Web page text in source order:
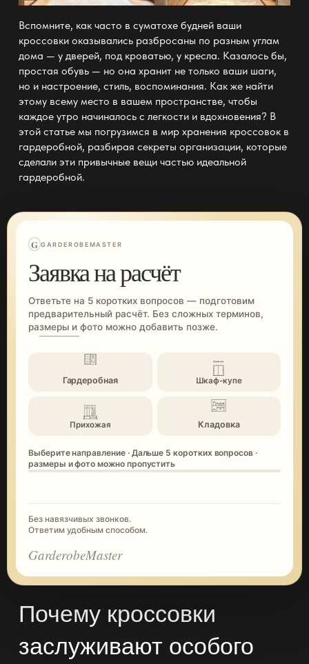
Вспомните, как часто в суматохе будней ваши
кроссовки оказывались разбросаны по разным углам
дома — у дверей, под кроватью, у кресла. Казалось бы,
простая обувь — но она хранит не только ваши шаги,
но и настроение, стиль, воспоминания. Как же найти
этому всему место в вашем пространстве, чтобы
каждое утро начиналось с легкости и вдохновения? В
этой статье мы погрузимся в мир хранения кроссовок в
гардеробной, разбирая секреты организации, которые
сделали эти привычные вещи частью идеальной
гардеробной.
G GARDEROBEMASTER
Заявка на расчёт
Ответьте на 5 коротких вопросов — подготовим
предварительный расчёт. Без сложных терминов,
размеры и фото можно добавить позже.
Гардеробная Шкаф-купе
Прихожая Кладовка
Выберите направление · Дальше 5 коротких вопросов ·
размеры и фото можно пропустить
Без навязчивых звонков.
Ответим удобным способом.
GarderobeMaster
Почему кроссовки
заслуживают особого